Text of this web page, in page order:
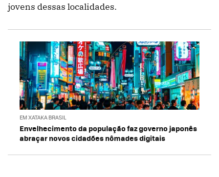
jovens dessas localidades.
EM XATAKA BRASIL
Envelhecimento da população faz governo japonês
abraçar novos cidadões nômades digitais